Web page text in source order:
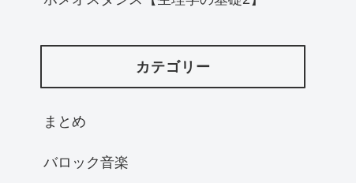
カテゴリー
まとめ
バロック音楽